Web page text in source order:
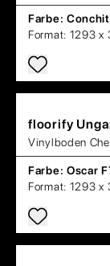
Farbe:
Format: 1293 x
floorify
Vinylboden
Farbe: Oscar
Format: 1293 x